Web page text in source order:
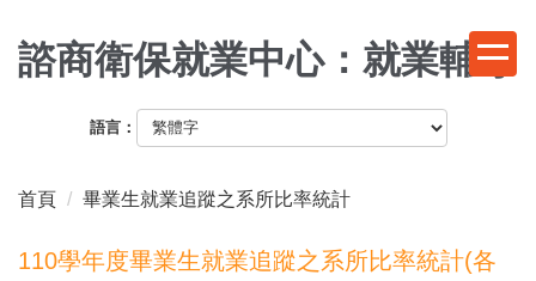
到
主
區
諮商衛保就業中心：就業輔導
語言：
首頁 畢業生就業追蹤之系所比率統計
110學年度畢業生就業追蹤之系所比率統計(各